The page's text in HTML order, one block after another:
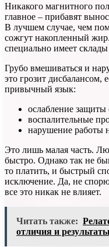
Никакого магнитного
главное – прибавят
В лучшем случае, чем
сожгут накопленный
специально имеет
Грубо вмешиваться и
это грозит дисбалансом,
привычный язык:
ослабление защиты
воспалительные
нарушение работы
Это лишь малая часть.
быстро. Однако так не
то платить, и быстрый
исключение. Да, не
все это никак не влияет.
Читать также:
отличия и